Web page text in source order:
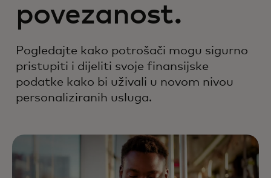
povezanost.
Pogledajte kako potrošači mogu sigurno
pristupiti i dijeliti svoje finansijske
podatke kako bi uživali u novom nivou
personaliziranih usluga.